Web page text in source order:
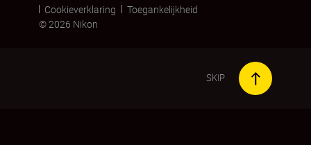
Cookieverklaring
Toegankelijkheid
© 2026 Nikon
SKIP